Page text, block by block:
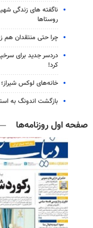
ناگفته های زندگی
روستاها
چرا حتی منتقدان هم
دردسر جدید برای
کرد!
خانه‌های لوکس شیراز؛
بازگشت اندونگ به
صفحه اول روزنامه‌ها